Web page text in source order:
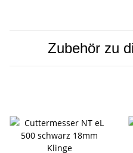
Zubehör zu